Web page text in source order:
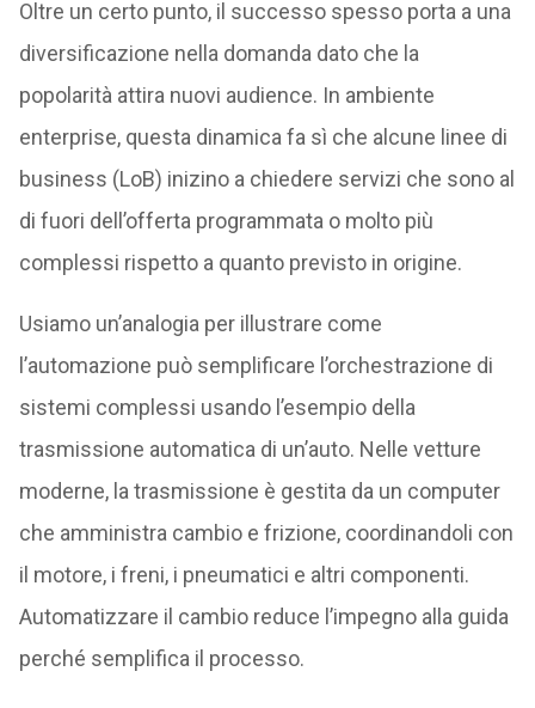
Oltre un certo punto, il successo spesso porta a una
diversificazione nella domanda dato che la
popolarità attira nuovi audience. In ambiente
enterprise, questa dinamica fa sì che alcune linee di
business (LoB) inizino a chiedere servizi che sono al
di fuori dell’offerta programmata o molto più
complessi rispetto a quanto previsto in origine.
Usiamo un’analogia per illustrare come
l’automazione può semplificare l’orchestrazione di
sistemi complessi usando l’esempio della
trasmissione automatica di un’auto. Nelle vetture
moderne, la trasmissione è gestita da un computer
che amministra cambio e frizione, coordinandoli con
il motore, i freni, i pneumatici e altri componenti.
Automatizzare il cambio reduce l’impegno alla guida
perché semplifica il processo.